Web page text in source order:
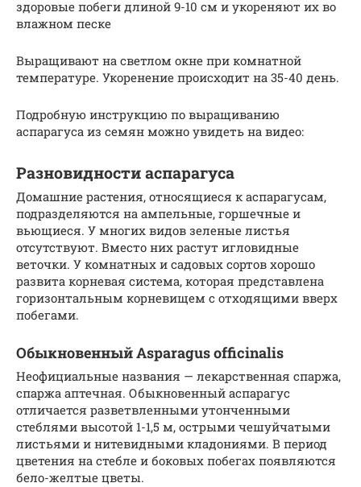
здоровые побеги длиной 9-10 см и укореняют их во
влажном песке
Выращивают на светлом окне при комнатной
температуре. Укоренение происходит на 35-40 день.
Подробную инструкцию по выращиванию
аспарагуса из семян можно увидеть на видео:
Разновидности аспарагуса
Домашние растения, относящиеся к аспарагусам,
подразделяются на ампельные, горшечные и
вьющиеся. У многих видов зеленые листья
отсутствуют. Вместо них растут игловидные
веточки. У комнатных и садовых сортов хорошо
развита корневая система, которая представлена
горизонтальным корневищем с отходящими вверх
побегами.
Обыкновенный Asparagus officinalis
Неофициальные названия — лекарственная спаржа,
спаржа аптечная. Обыкновенный аспарагус
отличается разветвленными утонченными
стеблями высотой 1-1,5 м, острыми чешуйчатыми
листьями и нитевидными кладониями. В период
цветения на стебле и боковых побегах появляются
бело-желтые цветы.